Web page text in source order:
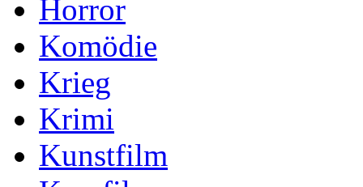
Horror
Komödie
Krieg
Krimi
Kunstfilm